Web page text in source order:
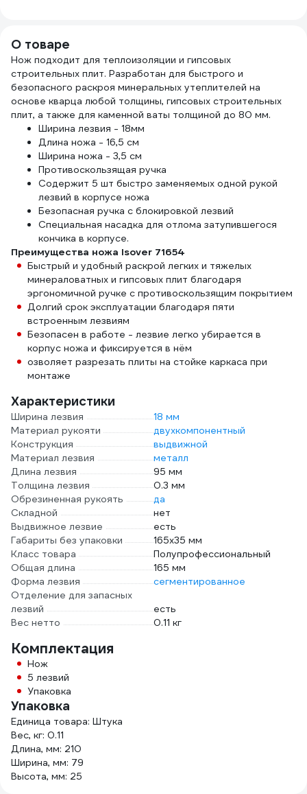
О товаре
Нож подходит для теплоизоляции и гипсовых
строительных плит. Разработан для быстрого и
безопасного раскроя минеральных утеплителей на
основе кварца любой толщины, гипсовых строительных
плит, а также для каменной ваты толщиной до 80 мм.
Ширина лезвия - 18мм
Длина ножа - 16,5 см
Ширина ножа - 3,5 см
Противоскользящая ручка
Содержит 5 шт быстро заменяемых одной рукой
лезвий в корпусе ножа
Безопасная ручка с блокировкой лезвий
Специальная насадка для отлома затупившегося
кончика в корпусе.
Преимущества ножа Isover 71654
Быстрый и удобный раскрой легких и тяжелых
минераловатных и гипсовых плит благодаря
эргономичной ручке с противоскользящим покрытием
Долгий срок эксплуатации благодаря пяти
встроенным лезвиям
Безопасен в работе - лезвие легко убирается в
корпус ножа и фиксируется в нём
озволяет разрезать плиты на стойке каркаса при
монтаже
Характеристики
Ширина лезвия
18 мм
Материал рукояти
двухкомпонентный
Конструкция
выдвижной
Материал лезвия
металл
Длина лезвия
95 мм
Толщина лезвия
0.3 мм
Обрезиненная рукоять
да
Складной
нет
Выдвижное лезвие
есть
Габариты без упаковки
165х35 мм
Класс товара
Полупрофессиональный
Общая длина
165 мм
Форма лезвия
сегментированное
Отделение для запасных
лезвий
есть
Вес нетто
0.11 кг
Комплектация
Нож
5 лезвий
Упаковка
Упаковка
Единица товара: Штука
Вес, кг: 0.11
Длина, мм: 210
Ширина, мм: 79
Высота, мм: 25